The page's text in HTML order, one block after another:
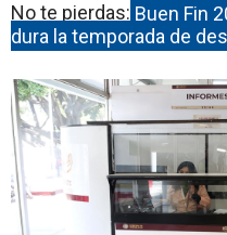
No te pierdas: Buen Fin
dura la temporada de